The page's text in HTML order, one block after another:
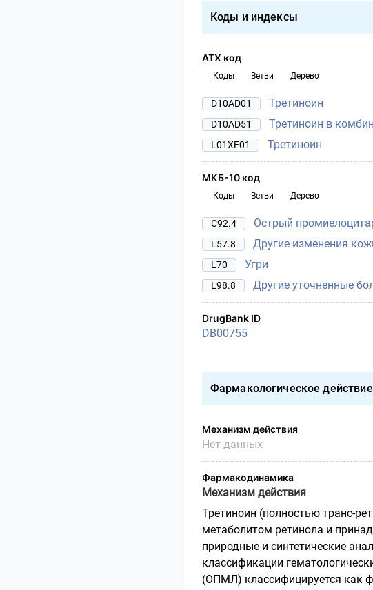
Коды и индексы
АТХ код
Коды Ветви Дерево
D10AD01 Третиноин
D10AD51 Третиноин в
L01XF01 Третиноин
МКБ-10 код
Коды Ветви Дерево
C92.4 Острый
L57.8 Другие изменения
L70 Угри
L98.8 Другие уточненные
DrugBank ID
DB00755
Фармакологическое действие
Механизм действия
Нет данных
Фармакодинамика
Механизм действия
Третиноин (полностью транс-
метаболитом ретинола и
природные и синтетические
классификации
(ОПМЛ) классифицируется как